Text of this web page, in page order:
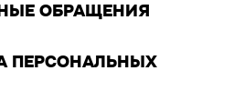
ОБРАЩЕНИЯ
ПЕРСОНАЛЬНЫХ